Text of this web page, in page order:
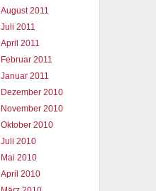
August 2011
Juli 2011
April 2011
Februar 2011
Januar 2011
Dezember 2010
November 2010
Oktober 2010
Juli 2010
Mai 2010
April 2010